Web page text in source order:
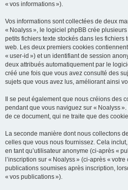
« vos informations »).
Vos informations sont collectées de deux
« Noalyss », le logiciel phpBB crée
petits fichiers texte stockés dans les
web. Les deux premiers cookies
« user-id ») et un identifiant de session
deux attribués automatiquement par le
créé une fois que vous avez consulté des
sujets que vous avez lus, améliorant ainsi
Il se peut également que nous créions des
pendant que vous naviguez sur « Noalyss
de ce document, qui ne traite que des
La seconde manière dont nous collectons
celles que vous nous fournissez. Cela
en tant qu’utilisateur anonyme (ci-après «
l’inscription sur « Noalyss » (ci-après «
publications soumises après inscription,
« vos publications »).